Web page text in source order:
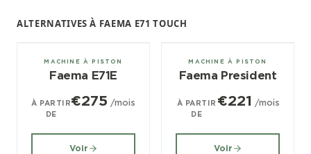
ALTERNATIVES À FAEMA E71 TOUCH
2, 3 groupes
MACHINE À PISTON
Faema E71E
À PARTIR
DE
€275 /mois
Voir
2, 3, 4 groupes
MACHINE À PISTON
Faema President
À PARTIR
DE
€221 /mois
Voir